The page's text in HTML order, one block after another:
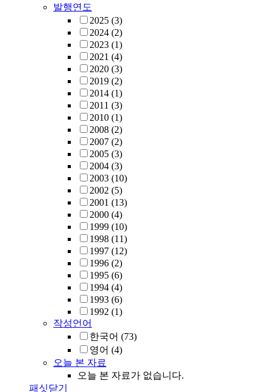
발행연도
2025 (3)
2024 (2)
2023 (1)
2021 (4)
2020 (3)
2019 (2)
2014 (1)
2011 (3)
2010 (1)
2008 (2)
2007 (2)
2005 (3)
2004 (3)
2003 (10)
2002 (5)
2001 (13)
2000 (4)
1999 (10)
1998 (11)
1997 (12)
1996 (2)
1995 (6)
1994 (4)
1993 (6)
1992 (1)
작성언어
한국어 (73)
영어 (4)
오늘 본 자료
오늘 본 자료가 없습니다.
패싯닫기